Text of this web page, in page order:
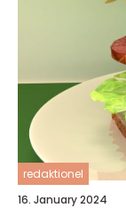
redaktionel
16. January 2024